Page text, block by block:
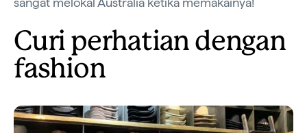
Curi perhatian dengan
fashion